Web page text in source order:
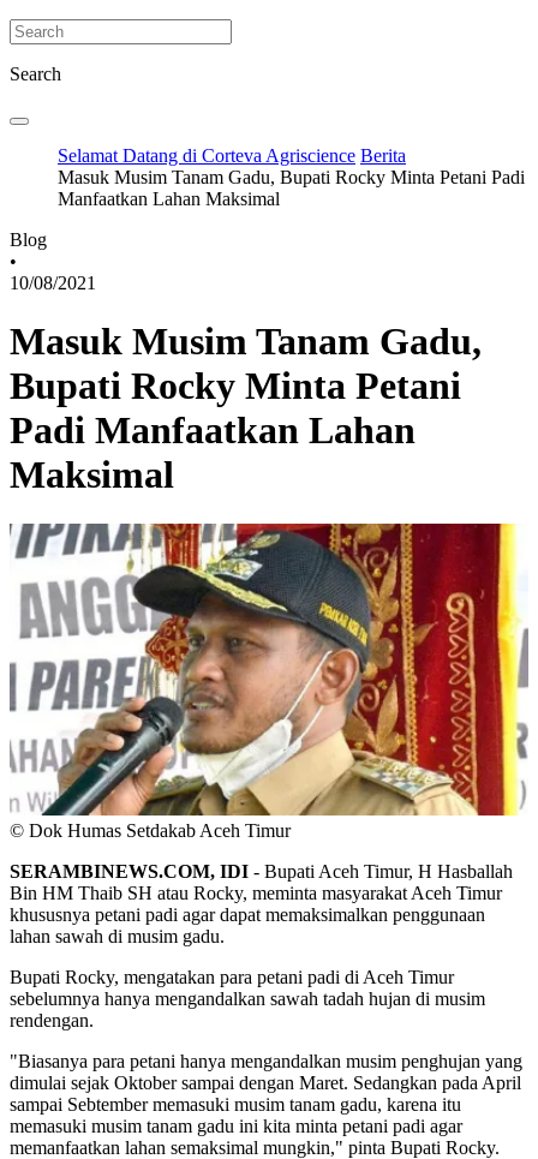
Search
Selamat Datang di Corteva Agriscience Berita
Masuk Musim Tanam Gadu, Bupati Rocky Minta Petani Padi
Manfaatkan Lahan Maksimal
Blog
•
10/08/2021
Masuk Musim Tanam Gadu,
Bupati Rocky Minta Petani
Padi Manfaatkan Lahan
Maksimal
© Dok Humas Setdakab Aceh Timur
SERAMBINEWS.COM, IDI - Bupati Aceh Timur, H Hasballah
Bin HM Thaib SH atau Rocky, meminta masyarakat Aceh Timur
khususnya petani padi agar dapat memaksimalkan penggunaan
lahan sawah di musim gadu.
Bupati Rocky, mengatakan para petani padi di Aceh Timur
sebelumnya hanya mengandalkan sawah tadah hujan di musim
rendengan.
"Biasanya para petani hanya mengandalkan musim penghujan yang
dimulai sejak Oktober sampai dengan Maret. Sedangkan pada April
sampai Sebtember memasuki musim tanam gadu, karena itu
memasuki musim tanam gadu ini kita minta petani padi agar
memanfaatkan lahan semaksimal mungkin," pinta Bupati Rocky.